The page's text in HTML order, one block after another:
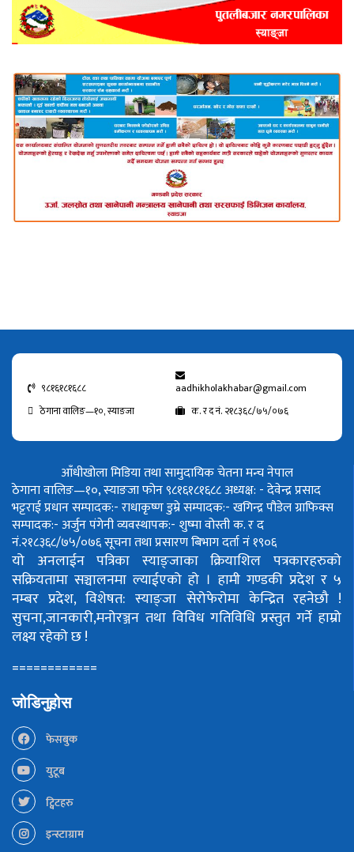
९८१६१८१६८८
aadhikholakhabar@gmail.com
ठेगाना वालिङ—१०, स्याङजा
क. र द नं. २१८३६८/७५/०७६
आँधीखोला मिडिया तथा सामुदायिक चेतना मन्च नेपाल
ठेगाना वालिङ—१०, स्याङजा फोन ९८१६१८१६८८अध्यक्ष: - देवेन्द्र प्रसाद
भट्टराईप्रधान सम्पादक:- राधाकृष्ण डुम्रेसम्पादक:- खगिन्द्र पौडेलग्राफिक्स
सम्पादक:- अर्जुन पंगेनीव्यवस्थापक:- शुष्मा वोस्तीक. र द
नं.२१८३६८/७५/०७६सूचना तथा प्रसारण बिभाग दर्ता नं १९०६
यो अनलाईन पत्रिका स्याङ्जाका क्रियाशिल पत्रकारहरुको
सक्रियतामा सञ्चालनमा ल्याईएको हो । हामी गण्डकी प्रदेश र ५
नम्बर प्रदेश, विशेषत: स्याङ्जा सेरोफेरोमा केन्द्रित रहनेछौ !
सुचना,जानकारी,मनोरञ्जन तथा विविध गतिविधि प्रस्तुत गर्ने हाम्रो
लक्ष्य रहेको छ !
============
जोडिनुहोस
फेसबुक
युटूब
ट्विटहरु
इन्स्टाग्राम